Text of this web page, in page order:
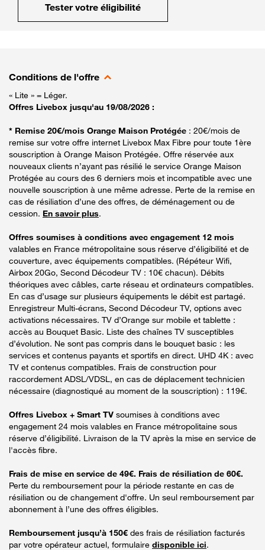
Tester votre éligibilité
Conditions de l'offre
« Lite » = Léger.
Offres Livebox jusqu'au 19/08/2026 :
* Remise 20€/mois Orange Maison Protégée : 20€/mois de
remise sur votre offre internet Livebox Max Fibre pour toute 1ère
souscription à Orange Maison Protégée. Offre réservée aux
nouveaux clients n’ayant pas résilié le service Orange Maison
Protégée au cours des 6 derniers mois et incompatible avec une
nouvelle souscription à une même adresse. Perte de la remise en
cas de résiliation d’une des offres, de déménagement ou de
cession. En savoir plus.
Offres soumises à conditions avec engagement 12 mois
valables en France métropolitaine sous réserve d’éligibilité et de
couverture, avec équipements compatibles. (Répéteur Wifi,
Airbox 20Go, Second Décodeur TV : 10€ chacun). Débits
théoriques avec câbles, carte réseau et ordinateurs compatibles.
En cas d’usage sur plusieurs équipements le débit est partagé.
Enregistreur Multi-écrans, Second Décodeur TV, options avec
activations nécessaires. TV d’Orange sur mobile et tablette :
accès au Bouquet Basic. Liste des chaînes TV susceptibles
d’évolution. Ne sont pas compris dans le bouquet basic : les
services et contenus payants et sportifs en direct. UHD 4K : avec
TV et contenus compatibles. Frais de construction pour
raccordement ADSL/VDSL, en cas de déplacement technicien
nécessaire (diagnostiqué au moment de la souscription) : 119€.
Offres Livebox + Smart TV soumises à conditions avec
engagement 24 mois valables en France métropolitaine sous
réserve d’éligibilité. Livraison de la TV après la mise en service de
l'accès fibre.
Frais de mise en service de 49€. Frais de résiliation de 60€.
Perte du remboursement pour la période restante en cas de
résiliation ou de changement d'offre. Un seul remboursement par
abonnement à l’une des offres éligibles.
Remboursement jusqu’à 150€ des frais de résiliation facturés
par votre opérateur actuel, formulaire disponible ici.